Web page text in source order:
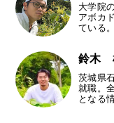
大学院
アボカ
ている
鈴木
茨城県
就職。
となる